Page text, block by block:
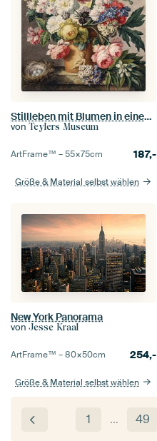
Stillleben mit Blumen in einem Topf, Oswal Weine, Oswald
von Teylers Museum
ArtFrame™ –55×75cm 187,-
Größe & Material selbst wählen
New York Panorama
von Jesse Kraal
ArtFrame™ –80×50cm 254,-
Größe & Material selbst wählen
1 … 49